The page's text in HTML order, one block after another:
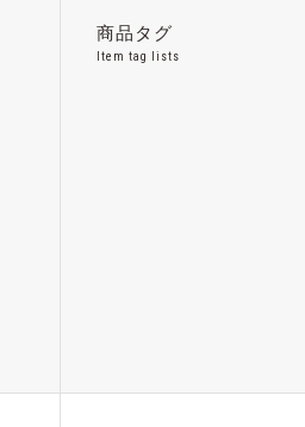
商品タグ
Item tag lists